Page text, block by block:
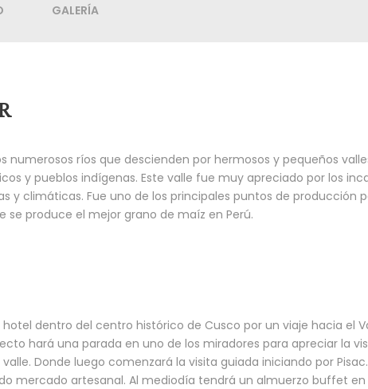
GALERÍA
numerosos ríos que descienden por hermosos y pequeños
y pueblos indígenas. Este valle fue muy apreciado por los
y climáticas. Fue uno de los principales puntos de producción
se produce el mejor grano de maíz en Perú.
dentro del centro histórico de Cusco por un viaje hacia el
hará una parada en uno de los miradores para apreciar la
Donde luego comenzará la visita guiada iniciando por
mercado artesanal. Al mediodía tendrá un almuerzo buffet en